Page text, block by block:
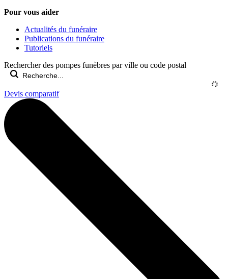
Pour vous aider
Actualités du funéraire
Publications du funéraire
Tutoriels
Rechercher des pompes funèbres par ville ou code postal
Devis comparatif